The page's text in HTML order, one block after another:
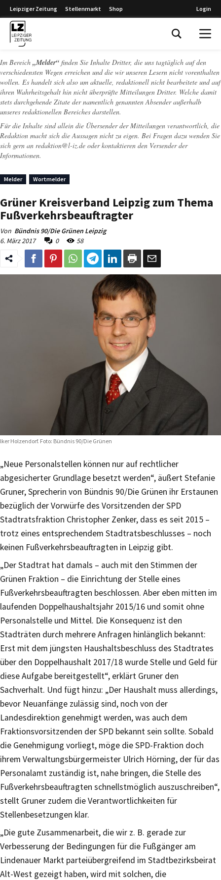
Leipziger Zeitung Stellenmarkt Shop Login
Im Bereich „Melder“ finden Sie Inhalte Dritter, die uns tagtäglich auf den
verschiedensten Wegen erreichen und die wir unseren Lesern nicht vorenthalten
wollen. Es handelt sich also um aktuelle, redaktionell nicht bearbeitete und auf
ihren Wahrheitsgehalt hin nicht überprüfte Mitteilungen Dritter. Welche damit
stets durchgehende Zitate der namentlich genannten Absender außerhalb
unseres redaktionellen Bereiches darstellen.
Für die Inhalte sind allein die Übersender der Mitteilungen verantwortlich, die
Redaktion macht sich die Aussagen nicht zu eigen. Bei Fragen dazu wenden Sie
sich gern an redaktion@l-iz.de oder kontaktieren den Versender der
Informationen.
Melder Wortmelder
Grüner Kreisverband Leipzig zum Thema
Fußverkehrsbeauftragter
Von Bündnis 90/Die Grünen Leipzig
6. März 2017
0 58
Holzendorf. Foto: Bündnis 90/Die Grünen
„Neue Personalstellen können nur auf rechtlicher
abgesicherter Grundlage besetzt werden“, äußert Stefanie
Gruner, Sprecherin von Bündnis 90/Die Grünen ihr Erstaunen
bezüglich der Vorwürfe des Vorsitzenden der SPD
Stadtratsfraktion Christopher Zenker, dass es seit 2015 –
trotz eines entsprechendem Stadtratsbeschlusses – noch
keinen Fußverkehrsbeauftragten in Leipzig gibt.
„Der Stadtrat hat damals – auch mit den Stimmen der
Grünen Fraktion – die Einrichtung der Stelle eines
Fußverkehrsbeauftragten beschlossen. Aber eben mitten im
laufenden Doppelhaushaltsjahr 2015/16 und somit ohne
Personalstelle und Mittel. Die Konsequenz ist den
Stadträten durch mehrere Anfragen hinlänglich bekannt:
Erst mit dem jüngsten Haushaltsbeschluss des Stadtrates
über den Doppelhaushalt 2017/18 wurde Stelle und Geld für
diese Aufgabe bereitgestellt“, erklärt Gruner den
Sachverhalt. Und fügt hinzu: „Der Haushalt muss allerdings,
bevor Neuanfänge zulässig sind, noch von der
Landesdirektion genehmigt werden, was auch dem
Fraktionsvorsitzenden der SPD bekannt sein sollte. Sobald
die Genehmigung vorliegt, möge die SPD-Fraktion doch
ihrem Verwaltungsbürgermeister Ulrich Hörning, der für das
Personalamt zuständig ist, nahe bringen, die Stelle des
Fußverkehrsbeauftragten schnellstmöglich auszuschreiben“,
stellt Gruner zudem die Verantwortlichkeiten für
Stellenbesetzungen klar.
„Die gute Zusammenarbeit, die wir z. B. gerade zur
Verbesserung der Bedingungen für die Fußgänger am
Lindenauer Markt parteiübergreifend im Stadtbezirksbeirat
Alt-West gezeigt haben, wird mit solchen, die